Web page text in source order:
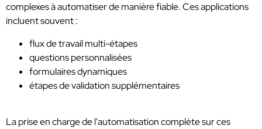
complexes à automatiser de manière fiable. Ces applications
incluent souvent :
flux de travail multi-étapes
questions personnalisées
formulaires dynamiques
étapes de validation supplémentaires
La prise en charge de l'automatisation complète sur ces